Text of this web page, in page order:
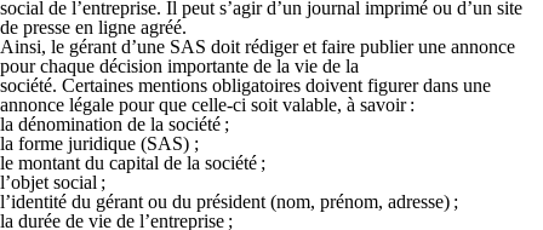
social de l’entreprise. Il peut s’agir d’un journal imprimé ou d’un site
de presse en ligne agréé.
Ainsi, le gérant d’une SAS doit rédiger et faire publier une annonce
pour chaque décision importante de la vie de la
société. Certaines mentions obligatoires doivent figurer dans une
annonce légale pour que celle-ci soit valable, à savoir :
la dénomination de la société ;
la forme juridique (SAS) ;
le montant du capital de la société ;
l’objet social ;
l’identité du gérant ou du président (nom, prénom, adresse) ;
la durée de vie de l’entreprise ;